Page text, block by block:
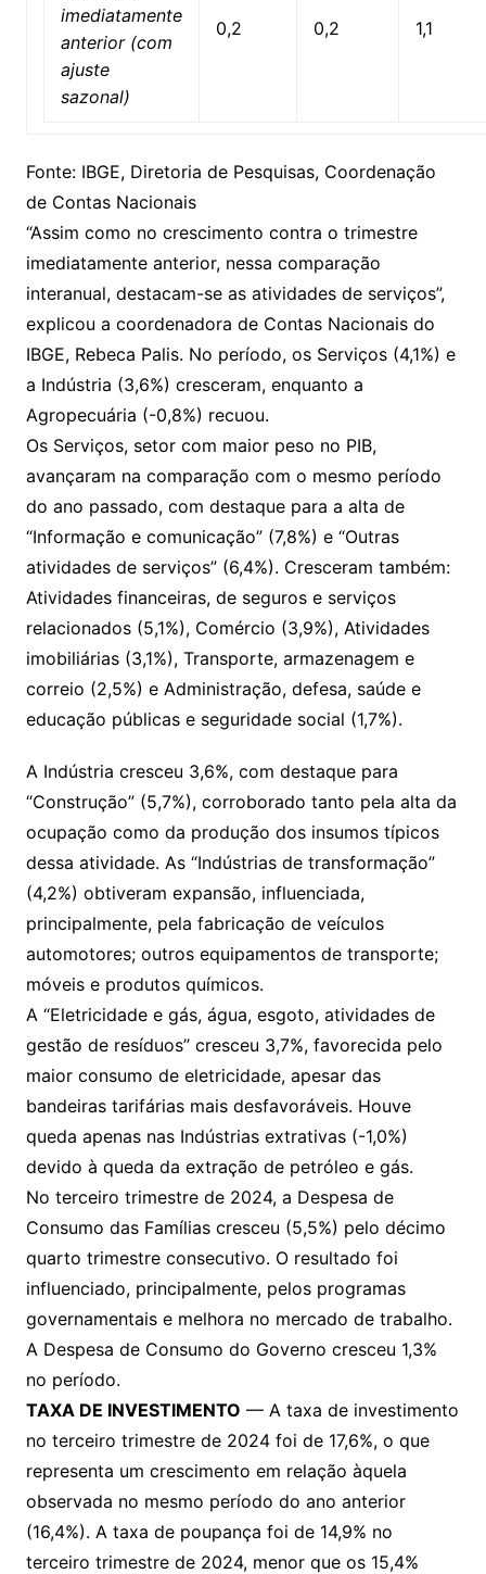
imediatamente
anterior (com
ajuste
sazonal)
0,2 0,2 1,1
Fonte: IBGE, Diretoria de Pesquisas, Coordenação
de Contas Nacionais
“Assim como no crescimento contra o trimestre
imediatamente anterior, nessa comparação
interanual, destacam-se as atividades de serviços”,
explicou a coordenadora de Contas Nacionais do
IBGE, Rebeca Palis. No período, os Serviços (4,1%) e
a Indústria (3,6%) cresceram, enquanto a
Agropecuária (-0,8%) recuou.
Os Serviços, setor com maior peso no PIB,
avançaram na comparação com o mesmo período
do ano passado, com destaque para a alta de
“Informação e comunicação” (7,8%) e “Outras
atividades de serviços” (6,4%). Cresceram também:
Atividades financeiras, de seguros e serviços
relacionados (5,1%), Comércio (3,9%), Atividades
imobiliárias (3,1%), Transporte, armazenagem e
correio (2,5%) e Administração, defesa, saúde e
educação públicas e seguridade social (1,7%).
A Indústria cresceu 3,6%, com destaque para
“Construção” (5,7%), corroborado tanto pela alta da
ocupação como da produção dos insumos típicos
dessa atividade. As “Indústrias de transformação”
(4,2%) obtiveram expansão, influenciada,
principalmente, pela fabricação de veículos
automotores; outros equipamentos de transporte;
móveis e produtos químicos.
A “Eletricidade e gás, água, esgoto, atividades de
gestão de resíduos” cresceu 3,7%, favorecida pelo
maior consumo de eletricidade, apesar das
bandeiras tarifárias mais desfavoráveis. Houve
queda apenas nas Indústrias extrativas (-1,0%)
devido à queda da extração de petróleo e gás.
No terceiro trimestre de 2024, a Despesa de
Consumo das Famílias cresceu (5,5%) pelo décimo
quarto trimestre consecutivo. O resultado foi
influenciado, principalmente, pelos programas
governamentais e melhora no mercado de trabalho.
A Despesa de Consumo do Governo cresceu 1,3%
no período.
TAXA DE INVESTIMENTO — A taxa de investimento
no terceiro trimestre de 2024 foi de 17,6%, o que
representa um crescimento em relação àquela
observada no mesmo período do ano anterior
(16,4%). A taxa de poupança foi de 14,9% no
terceiro trimestre de 2024, menor que os 15,4%